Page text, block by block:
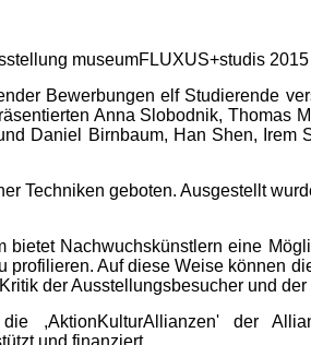
museumFLUXUS+studis 2015
Bewerbungen elf Studierende
Anna Slobodnik, Thomas
Daniel Birnbaum, Han Shen, Irem
Techniken geboten. Ausgestellt
Nachwuchskünstlern eine
Auf diese Weise können
der Ausstellungsbesucher und
,AktionKulturAllianzen' der